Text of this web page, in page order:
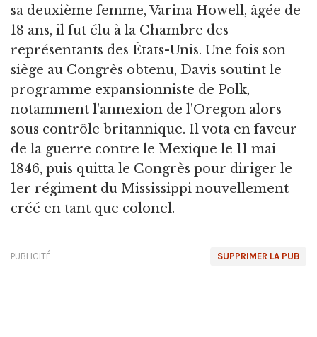
sa deuxième femme, Varina Howell, âgée de
18 ans, il fut élu à la Chambre des
représentants des États-Unis. Une fois son
siège au Congrès obtenu, Davis soutint le
programme expansionniste de Polk,
notamment l'annexion de l'Oregon alors
sous contrôle britannique. Il vota en faveur
de la guerre contre le Mexique le 11 mai
1846, puis quitta le Congrès pour diriger le
1er régiment du Mississippi nouvellement
créé en tant que colonel.
SUPPRIMER LA PUB
PUBLICITÉ